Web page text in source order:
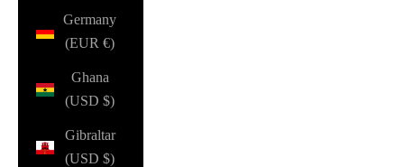
Germany
(EUR €)
Ghana
(USD $)
Gibraltar
(USD $)